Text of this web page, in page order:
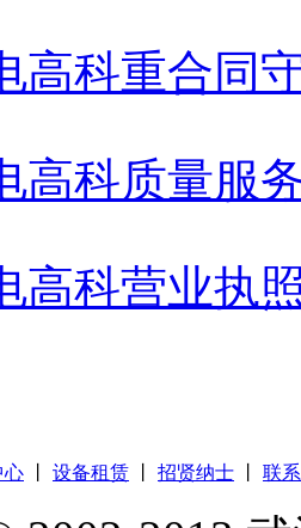
高科重合同
高科质量服
高科营业执
心 设备租赁 招贤纳士 联